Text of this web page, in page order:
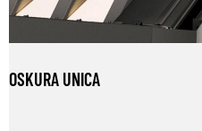
OSKURA UNICA